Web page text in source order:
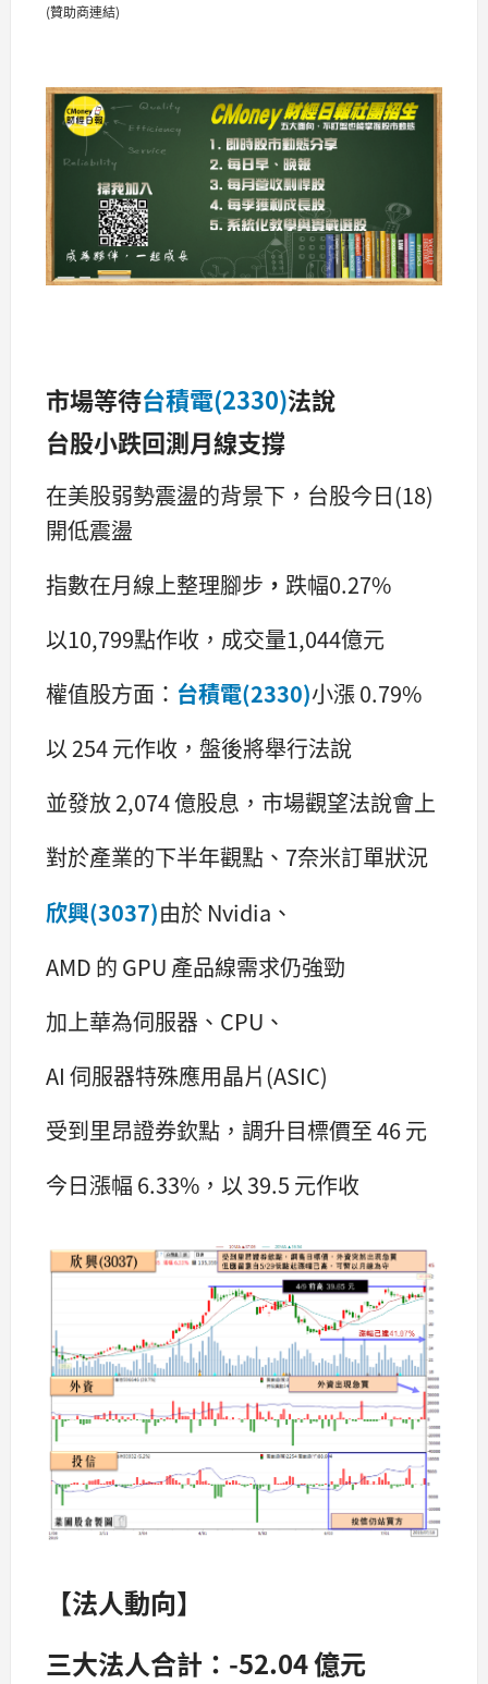
(贊助商連結)
市場等待台積電(2330)法說
台股小跌回測月線支撐
在美股弱勢震盪的背景下，台股今日(18)
開低震盪
指數在月線上整理腳步 ， 跌幅0.27%
以10,799點作收，成交量1,044億元
權值股方面： 台積電(2330)小漲 0.79%
以 254 元作收，盤後將舉行法說
並發放 2,074 億股息，市場觀望法說會上
對於產業的下半年觀點、7奈米訂單狀況
欣興(3037)由於 Nvidia、
AMD 的 GPU 產品線需求仍強勁
加上華為伺服器、CPU、
AI 伺服器特殊應用晶片(ASIC)
受到里昂證券欽點，調升目標價至 46 元
今日漲幅 6.33%，以 39.5 元作收
【法人動向】
三大法人合計：-52.04 億元